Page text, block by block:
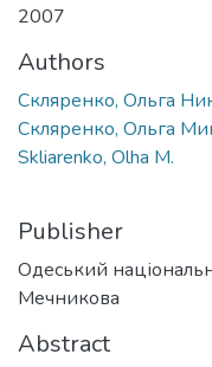
2007
Authors
Скляренко, Ольга
Скляренко, Ольга
Skliarenko, Olha M.
Publisher
Одеський
Мечникова
Abstract